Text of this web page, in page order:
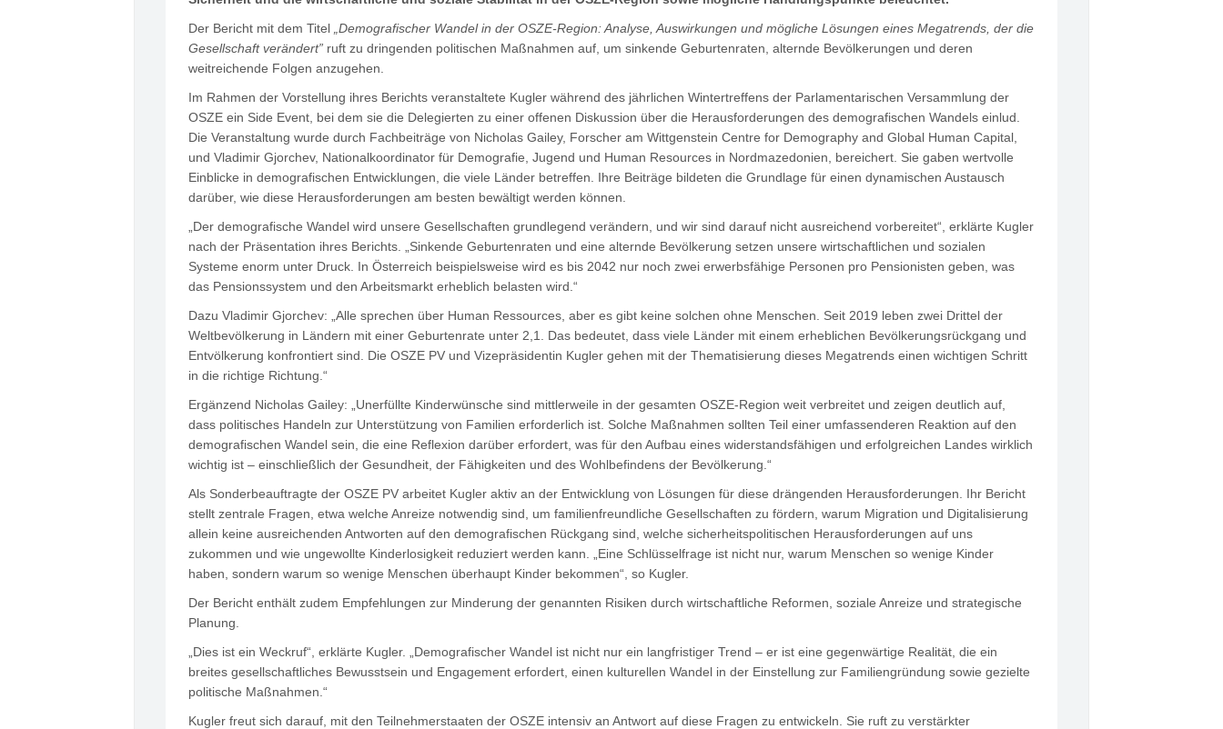
Der Bericht mit dem Titel „Demografischer Wandel in der OSZE-Region: Analyse, Auswirkungen und mögliche Lösungen eines Megatrends, der die
Gesellschaft verändert” ruft zu dringenden politischen Maßnahmen auf, um sinkende Geburtenraten, alternde Bevölkerungen und deren
weitreichende Folgen anzugehen.
Im Rahmen der Vorstellung ihres Berichts veranstaltete Kugler während des jährlichen Wintertreffens der Parlamentarischen Versammlung der
OSZE ein Side Event, bei dem sie die Delegierten zu einer offenen Diskussion über die Herausforderungen des demografischen Wandels einlud.
Die Veranstaltung wurde durch Fachbeiträge von Nicholas Gailey, Forscher am Wittgenstein Centre for Demography and Global Human Capital,
und Vladimir Gjorchev, Nationalkoordinator für Demografie, Jugend und Human Resources in Nordmazedonien, bereichert. Sie gaben wertvolle
Einblicke in demografischen Entwicklungen, die viele Länder betreffen. Ihre Beiträge bildeten die Grundlage für einen dynamischen Austausch
darüber, wie diese Herausforderungen am besten bewältigt werden können.
„Der demografische Wandel wird unsere Gesellschaften grundlegend verändern, und wir sind darauf nicht ausreichend vorbereitet“, erklärte Kugler
nach der Präsentation ihres Berichts. „Sinkende Geburtenraten und eine alternde Bevölkerung setzen unsere wirtschaftlichen und sozialen
Systeme enorm unter Druck. In Österreich beispielsweise wird es bis 2042 nur noch zwei erwerbsfähige Personen pro Pensionisten geben, was
das Pensionssystem und den Arbeitsmarkt erheblich belasten wird.“
Dazu Vladimir Gjorchev: „Alle sprechen über Human Ressources, aber es gibt keine solchen ohne Menschen. Seit 2019 leben zwei Drittel der
Weltbevölkerung in Ländern mit einer Geburtenrate unter 2,1. Das bedeutet, dass viele Länder mit einem erheblichen Bevölkerungsrückgang und
Entvölkerung konfrontiert sind. Die OSZE PV und Vizepräsidentin Kugler gehen mit der Thematisierung dieses Megatrends einen wichtigen Schritt
in die richtige Richtung.“
Ergänzend Nicholas Gailey: „Unerfüllte Kinderwünsche sind mittlerweile in der gesamten OSZE-Region weit verbreitet und zeigen deutlich auf,
dass politisches Handeln zur Unterstützung von Familien erforderlich ist. Solche Maßnahmen sollten Teil einer umfassenderen Reaktion auf den
demografischen Wandel sein, die eine Reflexion darüber erfordert, was für den Aufbau eines widerstandsfähigen und erfolgreichen Landes wirklich
wichtig ist – einschließlich der Gesundheit, der Fähigkeiten und des Wohlbefindens der Bevölkerung.“
Als Sonderbeauftragte der OSZE PV arbeitet Kugler aktiv an der Entwicklung von Lösungen für diese drängenden Herausforderungen. Ihr Bericht
stellt zentrale Fragen, etwa welche Anreize notwendig sind, um familienfreundliche Gesellschaften zu fördern, warum Migration und Digitalisierung
allein keine ausreichenden Antworten auf den demografischen Rückgang sind, welche sicherheitspolitischen Herausforderungen auf uns
zukommen und wie ungewollte Kinderlosigkeit reduziert werden kann. „Eine Schlüsselfrage ist nicht nur, warum Menschen so wenige Kinder
haben, sondern warum so wenige Menschen überhaupt Kinder bekommen“, so Kugler.
Der Bericht enthält zudem Empfehlungen zur Minderung der genannten Risiken durch wirtschaftliche Reformen, soziale Anreize und strategische
Planung.
„Dies ist ein Weckruf“, erklärte Kugler. „Demografischer Wandel ist nicht nur ein langfristiger Trend – er ist eine gegenwärtige Realität, die ein
breites gesellschaftliches Bewusstsein und Engagement erfordert, einen kulturellen Wandel in der Einstellung zur Familiengründung sowie gezielte
politische Maßnahmen.“
Kugler freut sich darauf, mit den Teilnehmerstaaten der OSZE intensiv an Antwort auf diese Fragen zu entwickeln. Sie ruft zu verstärkter